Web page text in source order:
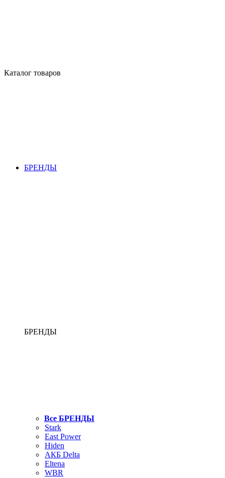
Каталог товаров
БРЕНДЫ
БРЕНДЫ
Все БРЕНДЫ
Stark
East Power
Hiden
АКБ Delta
Eltena
WBR